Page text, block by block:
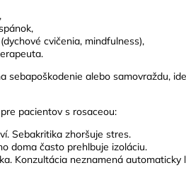
cvičenia, mindfulness),
sebapoškodenie alebo samovraždu,
pacientov s rosaceou:
Sebakritika zhoršuje stres.
doma často prehlbuje izoláciu.
Konzultácia neznamená